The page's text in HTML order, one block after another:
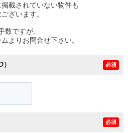
載されていない物件も
ざいます。
数ですが、
よりお問合せ下さい。
必須
必須